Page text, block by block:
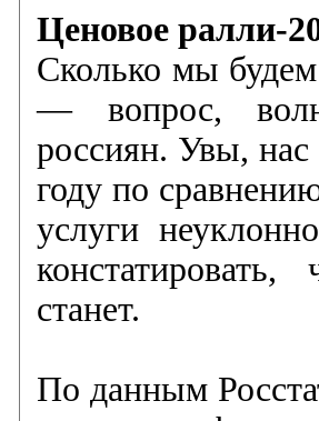
Ценовое ралли-
Сколько мы
— вопрос,
россиян. Увы,
году по
услуги
станет.
По данным